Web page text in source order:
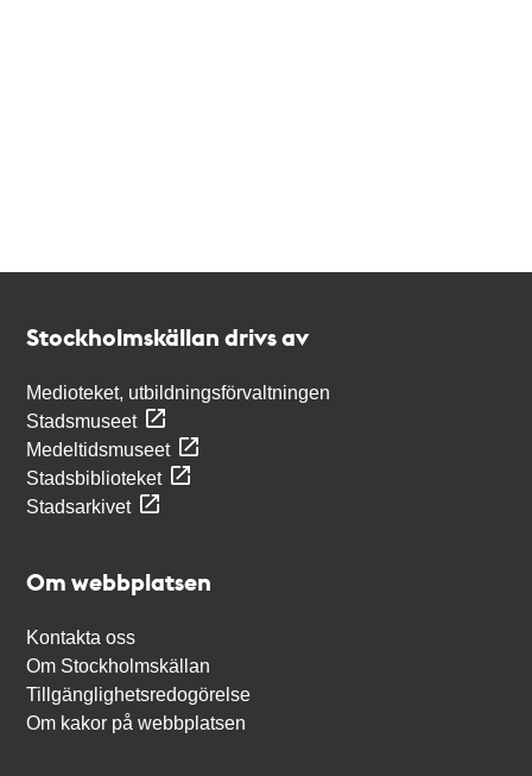
Stockholmskällan drivs av
Medioteket, utbildningsförvaltningen
Stadsmuseet
Medeltidsmuseet
Stadsbiblioteket
Stadsarkivet
Om webbplatsen
Kontakta oss
Om Stockholmskällan
Tillgänglighetsredogörelse
Om kakor på webbplatsen